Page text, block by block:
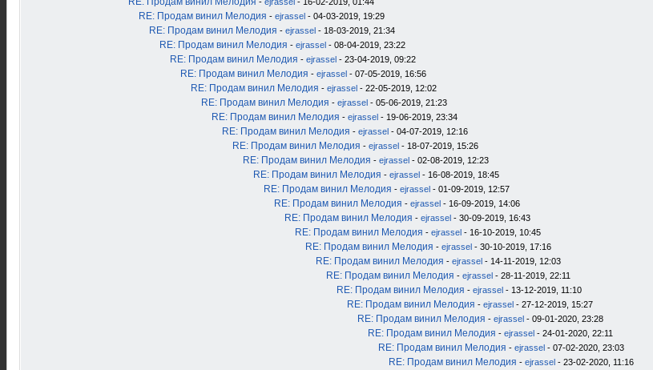
RE: Продам винил Мелодия - ejrassel - 04-03-2019, 19:29
RE: Продам винил Мелодия - ejrassel - 18-03-2019, 21:34
RE: Продам винил Мелодия - ejrassel - 08-04-2019, 23:22
RE: Продам винил Мелодия - ejrassel - 23-04-2019, 09:22
RE: Продам винил Мелодия - ejrassel - 07-05-2019, 16:56
RE: Продам винил Мелодия - ejrassel - 22-05-2019, 12:02
RE: Продам винил Мелодия - ejrassel - 05-06-2019, 21:23
RE: Продам винил Мелодия - ejrassel - 19-06-2019, 23:34
RE: Продам винил Мелодия - ejrassel - 04-07-2019, 12:16
RE: Продам винил Мелодия - ejrassel - 18-07-2019, 15:26
RE: Продам винил Мелодия - ejrassel - 02-08-2019, 12:23
RE: Продам винил Мелодия - ejrassel - 16-08-2019, 18:45
RE: Продам винил Мелодия - ejrassel - 01-09-2019, 12:57
RE: Продам винил Мелодия - ejrassel - 16-09-2019, 14:06
RE: Продам винил Мелодия - ejrassel - 30-09-2019, 16:43
RE: Продам винил Мелодия - ejrassel - 16-10-2019, 10:45
RE: Продам винил Мелодия - ejrassel - 30-10-2019, 17:16
RE: Продам винил Мелодия - ejrassel - 14-11-2019, 12:03
RE: Продам винил Мелодия - ejrassel - 28-11-2019, 22:11
RE: Продам винил Мелодия - ejrassel - 13-12-2019, 11:10
RE: Продам винил Мелодия - ejrassel - 27-12-2019, 15:27
RE: Продам винил Мелодия - ejrassel - 09-01-2020, 23:28
RE: Продам винил Мелодия - ejrassel - 24-01-2020, 22:11
RE: Продам винил Мелодия - ejrassel - 07-02-2020, 23:03
RE: Продам винил Мелодия - ejrassel - 23-02-2020, 11:16